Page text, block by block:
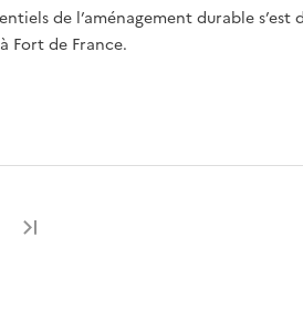
de l’aménagement durable s’est
Fort de France.